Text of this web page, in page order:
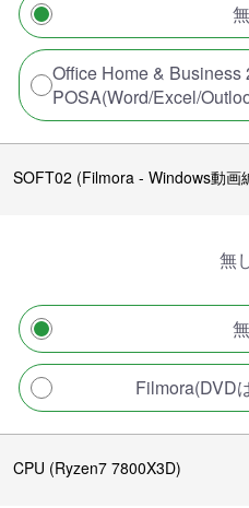
Office Home & Business
POSA(Word/Excel/
SOFT02 (Filmora - Windows動画
無
Filmora(DVD
CPU (Ryzen7 7800X3D)